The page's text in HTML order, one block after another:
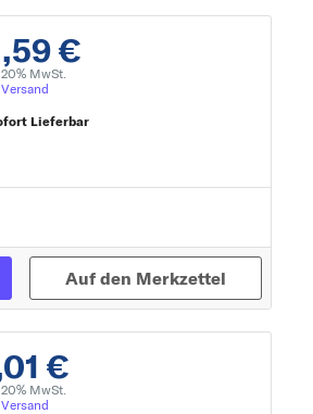
€
MwSt.
Versand
Lieferbar
Auf den Merkzettel
€
MwSt.
Versand